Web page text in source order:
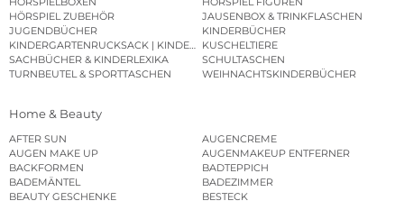
HÖRSPIEL ZUBEHÖR
JAUSENBOX & TRINKFLASCHEN
JUGENDBÜCHER
KINDERBÜCHER
KINDERGARTENRUCKSACK | KINDERGARTENBEUTEL
KUSCHELTIERE
SACHBÜCHER & KINDERLEXIKA
SCHULTASCHEN
TURNBEUTEL & SPORTTASCHEN
WEIHNACHTSKINDERBÜCHER
Home & Beauty
AFTER SUN
AUGENCREME
AUGEN MAKE UP
AUGENMAKEUP ENTFERNER
BACKFORMEN
BADTEPPICH
BADEMÄNTEL
BADEZIMMER
BEAUTY GESCHENKE
BESTECK